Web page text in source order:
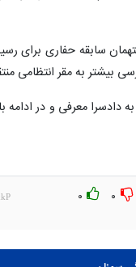
سابقه حفاری برای
بیشتر به مقر انتظامی
دادسرا معرفی و در ادامه
۰ ۰